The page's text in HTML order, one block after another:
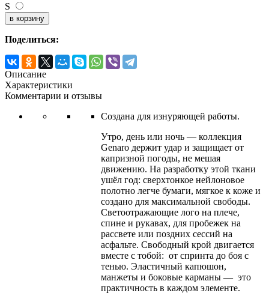
S
Поделиться:
Описание
Характеристики
Комментарии и отзывы
Создана для изнуряющей работы.
Утро, день или ночь — коллекция
Genaro держит удар и защищает от
капризной погоды, не мешая
движению. На разработку этой ткани
ушёл год: сверхтонкое нейлоновое
полотно легче бумаги, мягкое к коже и
создано для максимальной свободы.
Светоотражающие лого на плече,
спине и рукавах, для пробежек на
рассвете или поздних сессий на
асфальте. Свободный крой двигается
вместе с тобой: от спринта до боя с
тенью. Эластичный капюшон,
манжеты и боковые карманы — это
практичность в каждом элементе.